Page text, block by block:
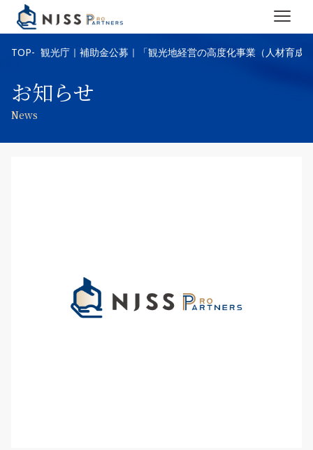
TOP 観光庁｜補助金公募｜「観光地経営の高度化事業（人材育成
お知らせ
News